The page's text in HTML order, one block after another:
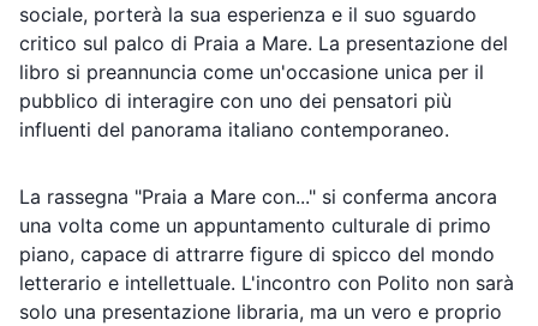
sociale, porterà la sua esperienza e il suo sguardo
critico sul palco di Praia a Mare. La presentazione del
libro si preannuncia come un'occasione unica per il
pubblico di interagire con uno dei pensatori più
influenti del panorama italiano contemporaneo.
La rassegna "Praia a Mare con..." si conferma ancora
una volta come un appuntamento culturale di primo
piano, capace di attrarre figure di spicco del mondo
letterario e intellettuale. L'incontro con Polito non sarà
solo una presentazione libraria, ma un vero e proprio